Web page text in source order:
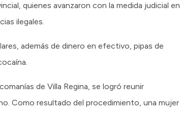
quienes avanzaron con la medida judicial en
ilegales.
además de dinero en efectivo, pipas de
de Villa Regina, se logró reunir
Como resultado del procedimiento, una mujer